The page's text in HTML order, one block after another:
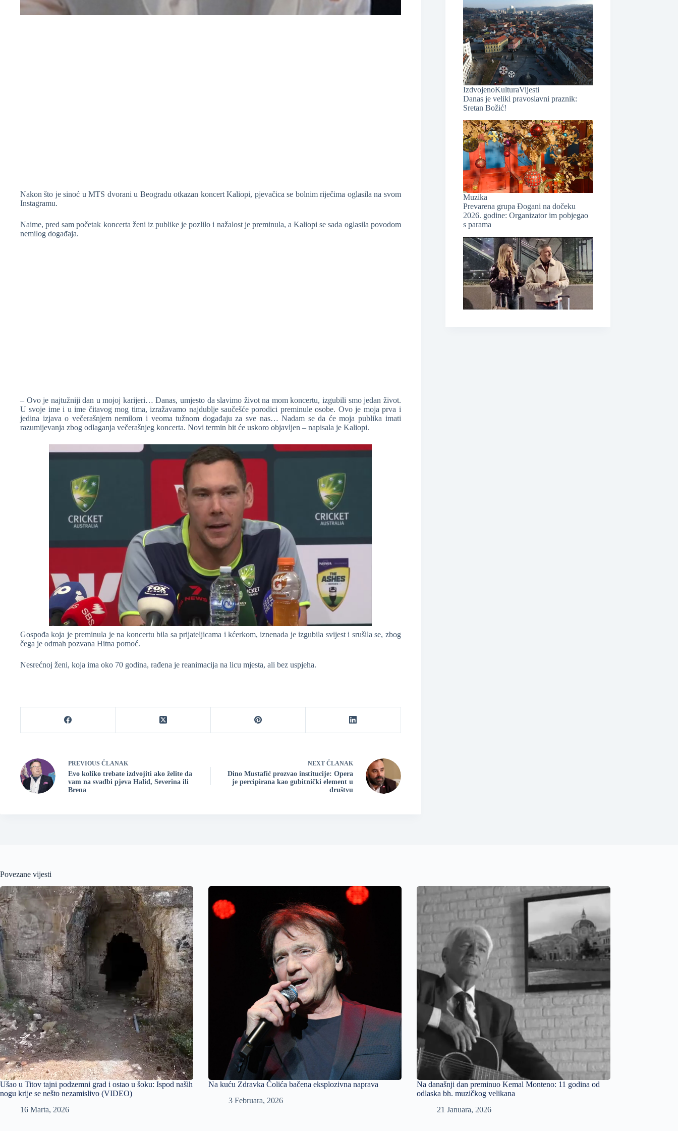
Nakon što je sinoć u MTS dvorani u Beogradu otkazan koncert Kaliopi, pjevačica se bolnim riječima oglasila na svom
Instagramu.
Naime, pred sam početak koncerta ženi iz publike je pozlilo i nažalost je preminula, a Kaliopi se sada oglasila povodom
nemilog događaja.
– Ovo je najtužniji dan u mojoj karijeri… Danas, umjesto da slavimo život na mom koncertu, izgubili smo jedan život.
U svoje ime i u ime čitavog mog tima, izražavamo najdublje saučešće porodici preminule osobe. Ovo je moja prva i
jedina izjava o večerašnjem nemilom i veoma tužnom događaju za sve nas… Nadam se da će moja publika imati
razumijevanja zbog odlaganja večerašnjeg koncerta. Novi termin bit će uskoro objavljen – napisala je Kaliopi.
Gospođa koja je preminula je na koncertu bila sa prijateljicama i kćerkom, iznenada je izgubila svijest i srušila se, zbog
čega je odmah pozvana Hitna pomoć.
Nesrećnoj ženi, koja ima oko 70 godina, rađena je reanimacija na licu mjesta, ali bez uspjeha.
PREVIOUS ČLANAK
Evo koliko trebate izdvojiti ako želite da
vam na svadbi pjeva Halid, Severina ili
Brena
NEXT ČLANAK
Dino Mustafić prozvao institucije: Opera
je percipirana kao gubitnički element u
društvu
IzdvojenoKulturaVijesti
Danas je veliki pravoslavni praznik:
Sretan Božić!
Muzika
Prevarena grupa Đogani na dočeku
2026. godine: Organizator im pobjegao
s parama
Povezane vijesti
Ušao u Titov tajni podzemni grad i ostao u šoku: Ispod naših
nogu krije se nešto nezamislivo (VIDEO)
16 Marta, 2026
Na kuću Zdravka Čolića bačena eksplozivna naprava
3 Februara, 2026
Na današnji dan preminuo Kemal Monteno: 11 godina od
odlaska bh. muzičkog velikana
21 Januara, 2026
❆
❆
❆
❆
❆